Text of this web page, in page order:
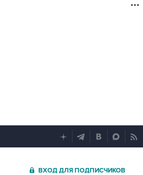
ВХОД ДЛЯ ПОДПИСЧИКОВ